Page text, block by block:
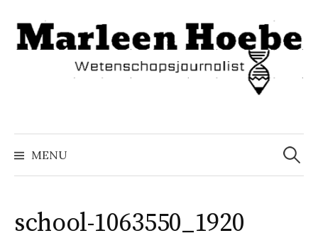
inhoud
springen
MENU
Zoeken
naar:
school-1063550_1920